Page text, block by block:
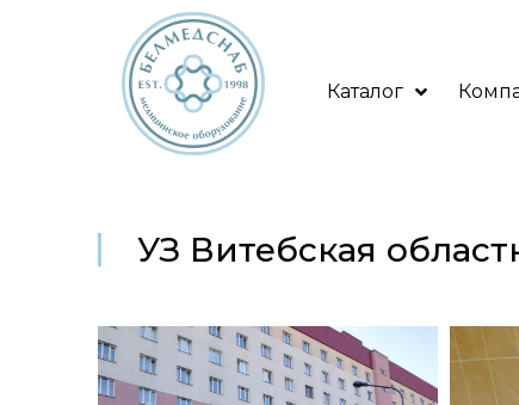
Каталог
УЗ Витебская